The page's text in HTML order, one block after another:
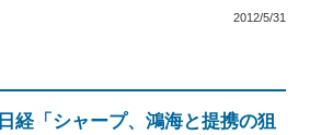
2012/5/31
日経「シャープ、鴻海と提携の狙